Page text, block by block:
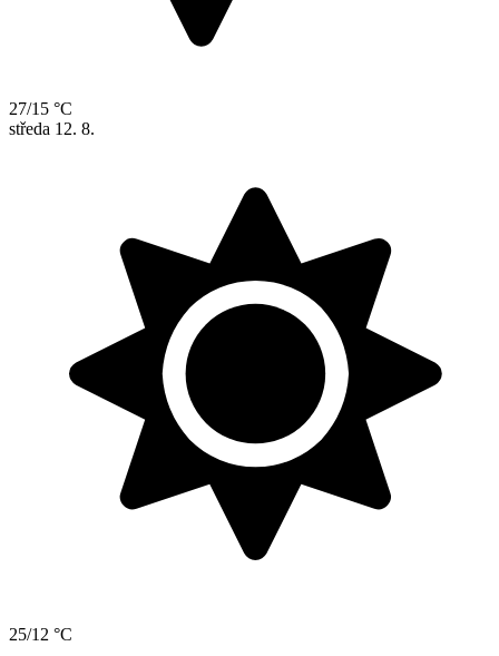
27/15 °C
středa 12. 8.
25/12 °C